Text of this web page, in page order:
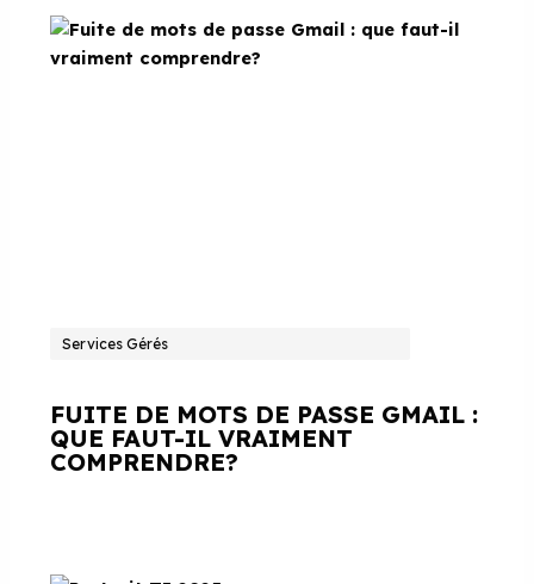
Services Gérés
FUITE DE MOTS DE PASSE GMAIL :
QUE FAUT-IL VRAIMENT
COMPRENDRE?